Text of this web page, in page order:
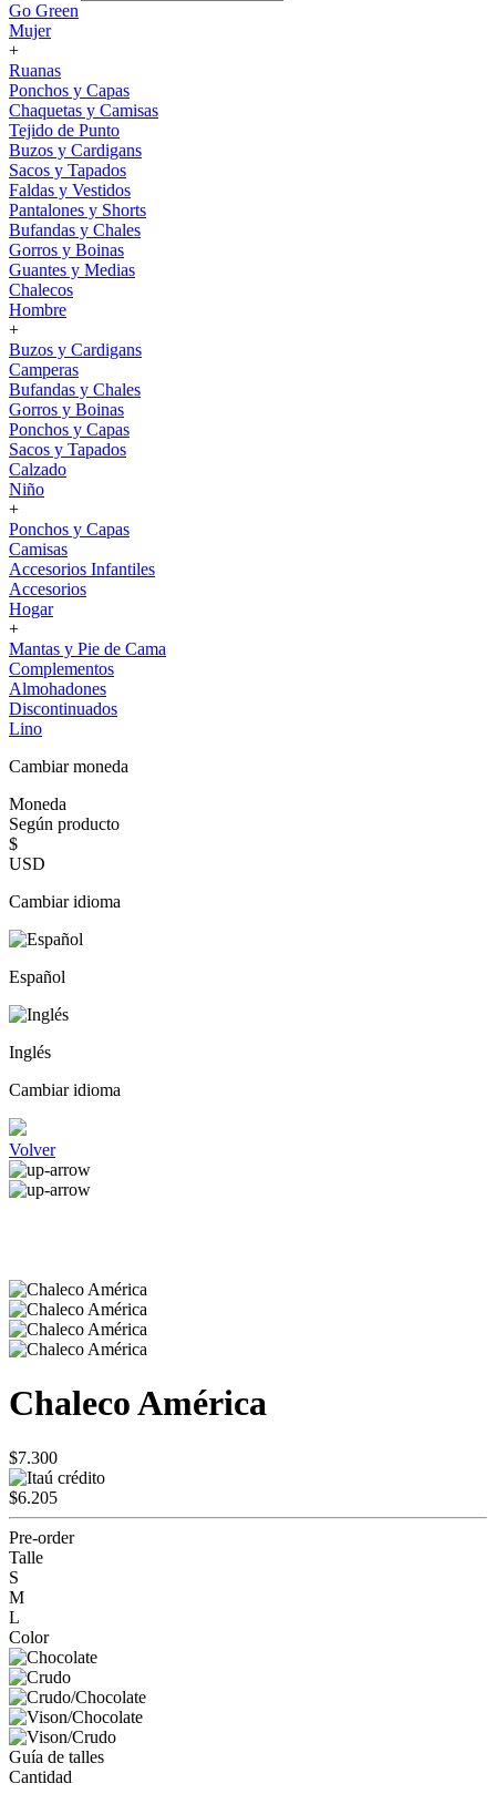
Go Green
Mujer
+
Ruanas
Ponchos y Capas
Chaquetas y Camisas
Tejido de Punto
Buzos y Cardigans
Sacos y Tapados
Faldas y Vestidos
Pantalones y Shorts
Bufandas y Chales
Gorros y Boinas
Guantes y Medias
Chalecos
Hombre
+
Buzos y Cardigans
Camperas
Bufandas y Chales
Gorros y Boinas
Ponchos y Capas
Sacos y Tapados
Calzado
Niño
+
Ponchos y Capas
Camisas
Accesorios Infantiles
Accesorios
Hogar
+
Mantas y Pie de Cama
Complementos
Almohadones
Discontinuados
Lino
Cambiar moneda
Moneda
Según producto
$
USD
Cambiar idioma
Español
Inglés
Cambiar idioma
Volver
Chaleco América
$7.300
$6.205
Pre-order
Talle
S
M
L
Color
Guía de talles
Cantidad